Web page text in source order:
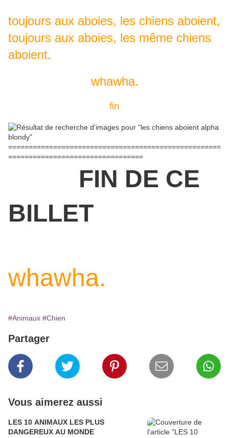
toujours aux aboies, les chiens aboient,
toujours aux aboies, les même chiens
aboient.
whawha.
fin
====================================================
=================================
FIN DE CE
BILLET
whawha.
#Animaux #Chien
Partager
Vous aimerez aussi
LES 10 ANIMAUX LES PLUS
DANGEREUX AU MONDE